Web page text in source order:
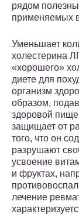
рядом
применяемых
Уменьшает
холестерина
«хорошего»
диете для
организм
образом,
здоровой
защищает от
того, что он
разрушают
усвоение
и фруктах,
лечение